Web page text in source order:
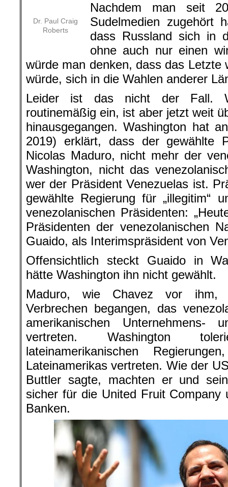
Dr. Paul Craig
Roberts
Nachdem man seit
Sudelmedien zugehört
dass Russland sich in
ohne auch nur einen
würde man denken, dass das Letzte
würde, sich in die Wahlen anderer
Leider ist das nicht der Fall.
routinemäßig ein, ist aber jetzt weit
hinausgegangen. Washington hat
2019) erklärt, dass der gewählte
Nicolas Maduro, nicht mehr der
Washington, nicht das
wer der Präsident Venezuelas ist.
gewählte Regierung für „illegitim“
venezolanischen Präsidenten:
Präsidenten der venezolanischen
Guaido, als Interimspräsident von
Offensichtlich steckt Guaido in
hätte Washington ihn nicht gewählt.
Maduro, wie Chavez vor ihm,
Verbrechen begangen, das
amerikanischen Unternehmens-
vertreten. Washington
lateinamerikanischen
Lateinamerikas vertreten. Wie der
Buttler sagte, machten er und
sicher für die United Fruit Company
Banken.